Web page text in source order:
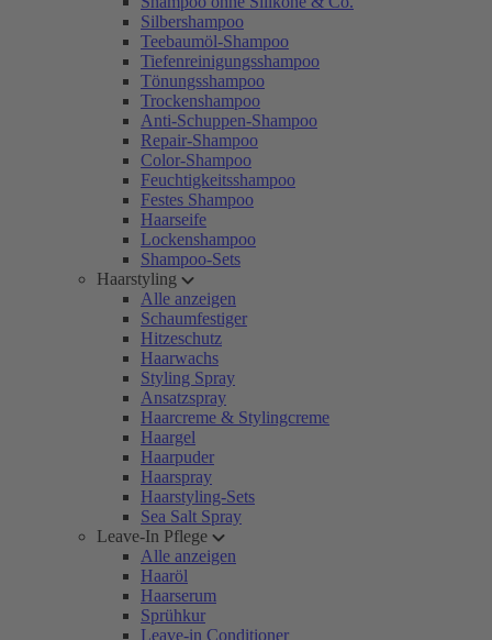
Silbershampoo
Teebaumöl-Shampoo
Tiefenreinigungsshampoo
Tönungsshampoo
Trockenshampoo
Anti-Schuppen-Shampoo
Repair-Shampoo
Color-Shampoo
Feuchtigkeitsshampoo
Festes Shampoo
Haarseife
Lockenshampoo
Shampoo-Sets
Haarstyling
Alle anzeigen
Schaumfestiger
Hitzeschutz
Haarwachs
Styling Spray
Ansatzspray
Haarcreme & Stylingcreme
Haargel
Haarpuder
Haarspray
Haarstyling-Sets
Sea Salt Spray
Leave-In Pflege
Alle anzeigen
Haaröl
Haarserum
Sprühkur
Leave-in Conditioner